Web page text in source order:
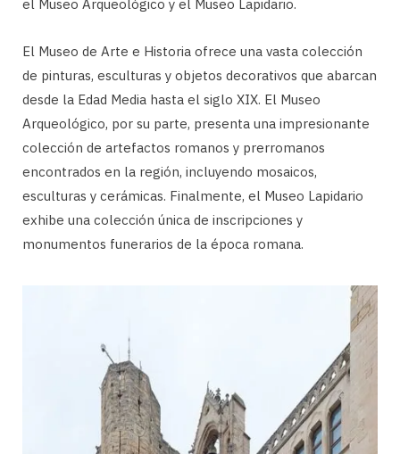
el Museo Arqueológico y el Museo Lapidario.
El Museo de Arte e Historia ofrece una vasta colección
de pinturas, esculturas y objetos decorativos que abarcan
desde la Edad Media hasta el siglo XIX. El Museo
Arqueológico, por su parte, presenta una impresionante
colección de artefactos romanos y prerromanos
encontrados en la región, incluyendo mosaicos,
esculturas y cerámicas. Finalmente, el Museo Lapidario
exhibe una colección única de inscripciones y
monumentos funerarios de la época romana.